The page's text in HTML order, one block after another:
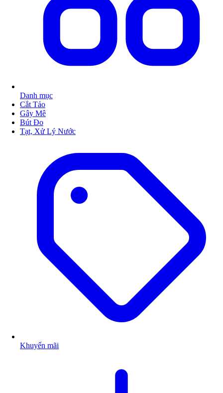
Danh mục
Cắt Tảo
Gây Mê
Bút Đo
Tạt, Xử Lý Nước
Khuyến mãi